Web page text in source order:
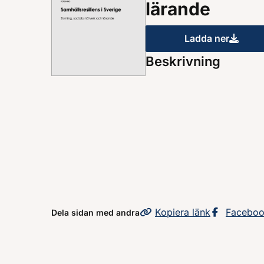
lärande
Ladda ner
Beskrivning
Dela sidan med andra Kopiera sidans
länk Dela